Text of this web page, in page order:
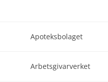
Apoteksbolaget
Arbetsgivarverket